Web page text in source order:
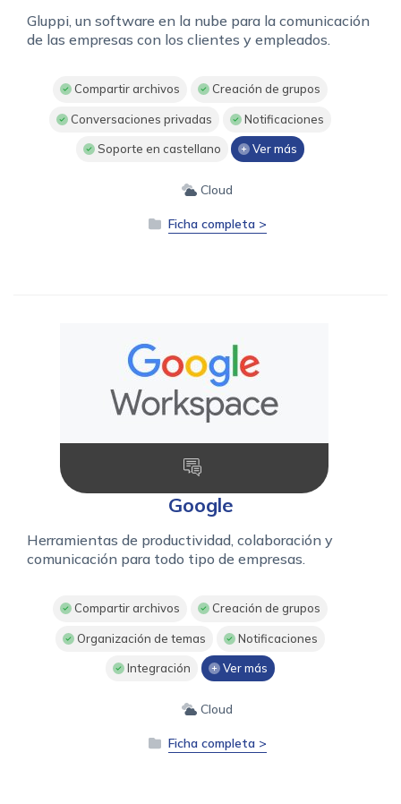
Gluppi, un software en la nube para la comunicación
de las empresas con los clientes y empleados.
Compartir archivos Creación de grupos
Conversaciones privadas Notificaciones
Soporte en castellano Ver más
Cloud
Ficha completa >
Google
Herramientas de productividad, colaboración y
comunicación para todo tipo de empresas.
Compartir archivos Creación de grupos
Organización de temas Notificaciones
Integración Ver más
Cloud
Ficha completa >